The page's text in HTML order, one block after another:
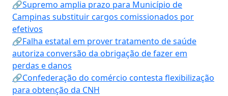
🔗Supremo amplia prazo para Município de
Campinas substituir cargos comissionados por
efetivos
🔗Falha estatal em prover tratamento de saúde
autoriza conversão da obrigação de fazer em
perdas e danos
🔗Confederação do comércio contesta flexibilização
para obtenção da CNH